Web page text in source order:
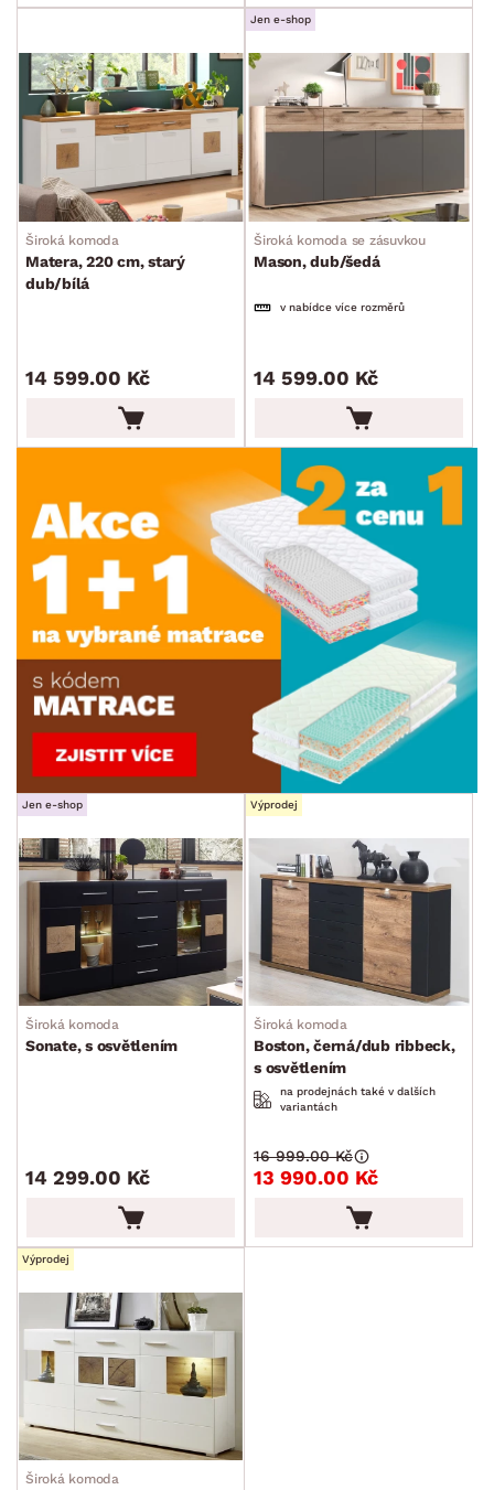
Široká komoda
Matera, 220 cm, starý
dub/bílá
14 599.00 Kč
Jen e-shop
Široká komoda se zásuvkou
Mason, dub/šedá
v nabídce více rozměrů
14 599.00 Kč
Jen e-shop
Široká komoda
Sonate, s osvětlením
14 299.00 Kč
Výprodej
Široká komoda
Boston, černá/dub ribbeck,
s osvětlením
na prodejnách také v dalších
variantách
13 990.00 Kč
16 999.00 Kč
Výprodej
Široká komoda